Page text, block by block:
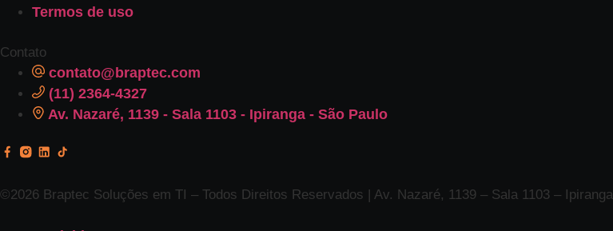
Termos de uso
Contato
contato@braptec.com
(11) 2364-4327
Av. Nazaré, 1139 - Sala 1103 - Ipiranga - São Paulo
©2026 Braptec Soluções em TI – Todos Direitos Reservados | Av. Nazaré, 1139 – Sala 1103 –